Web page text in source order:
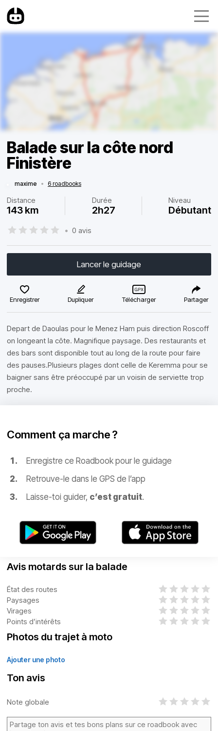
Balade sur la côte nord
Finistère
maxime • 6 roadbooks
Distance
143 km
Durée
2h27
Niveau
Débutant
• 0 avis
Lancer le guidage
Enregistrer Dupliquer Télécharger Partager
Depart de Daoulas pour le Menez Ham puis direction Roscoff
on longeant la côte. Magnifique paysage. Des restaurants et
des bars sont disponible tout au long de la route pour faire
des pauses.Plusieurs plages dont celle de Keremma pour se
baigner sans être préoccupé par un voisin de serviette trop
proche.
Comment ça marche ?
Enregistre ce Roadbook pour le guidage
Retrouve-le dans le GPS de l’app
Laisse-toi guider, c’est gratuit.
Avis motards sur la balade
État des routes
Paysages
Virages
Points d’intérêts
Photos du trajet à moto
Ajouter une photo
Ton avis
Note globale